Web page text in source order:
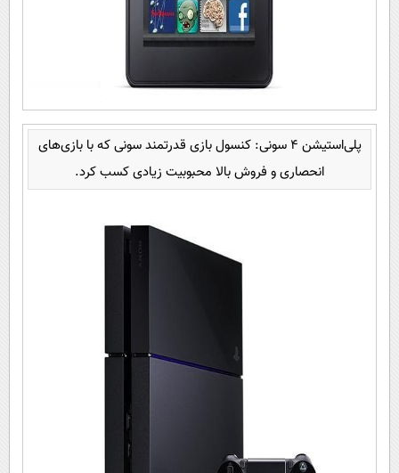
پلی‌استیشن 4 سونی: کنسول بازی قدرتمند سونی که با بازی‌های
انحصاری و فروش بالا محبوبیت زیادی کسب کرد.